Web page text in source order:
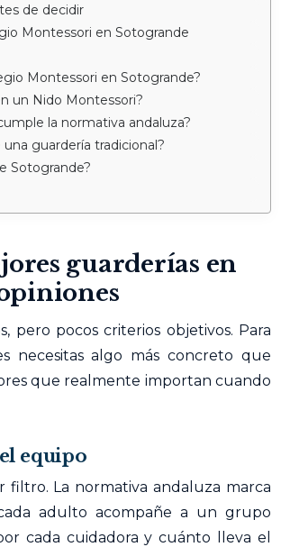
de decidir
Montessori en Sotogrande
Montessori en Sotogrande?
un Nido Montessori?
la normativa andaluza?
guardería tradicional?
Sotogrande?
guarderías en
pero pocos criterios objetivos. Para
necesitas algo más concreto que
que realmente importan cuando
equipo
La normativa andaluza marca
adulto acompañe a un grupo
cada cuidadora y cuánto lleva el